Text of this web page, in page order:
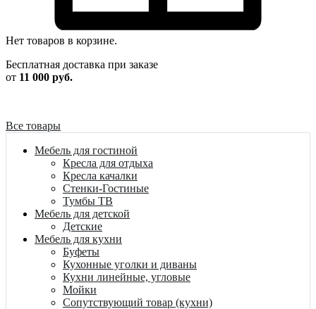
Нет товаров в корзине.
Бесплатная доставка при заказе
от 11 000 руб.
Все товары
Мебель для гостиной
Кресла для отдыха
Кресла качалки
Стенки-Гостиные
Тумбы ТВ
Мебель для детской
Детские
Мебель для кухни
Буфеты
Кухонные уголки и диваны
Кухни линейные, угловые
Мойки
Сопутствующий товар (кухни)